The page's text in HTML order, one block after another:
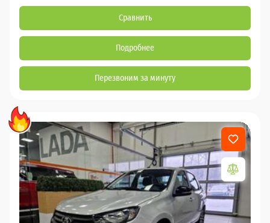
Сравнить
Подробнее
Перезвоним за минуту